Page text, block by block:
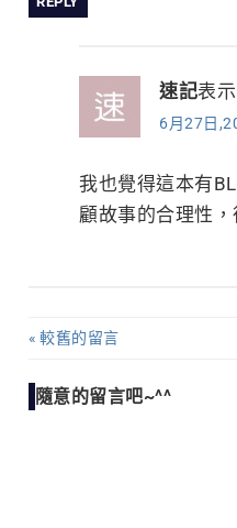
速記表
6月27日
我也覺得這本有
顧故事的合理性
留
言
較舊的留言
隨意的留言吧~^^